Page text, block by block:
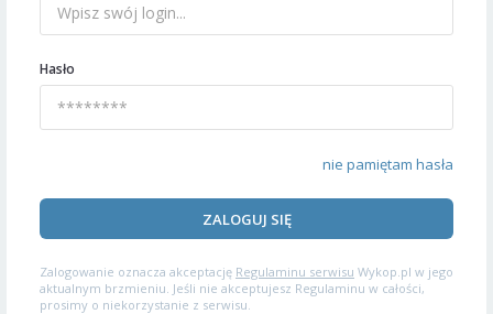
Hasło
nie pamiętam hasła
ZALOGUJ SIĘ
Zalogowanie oznacza akceptację Regulaminu serwisu Wykop.pl w jego
aktualnym brzmieniu. Jeśli nie akceptujesz Regulaminu w całości,
prosimy o niekorzystanie z serwisu.